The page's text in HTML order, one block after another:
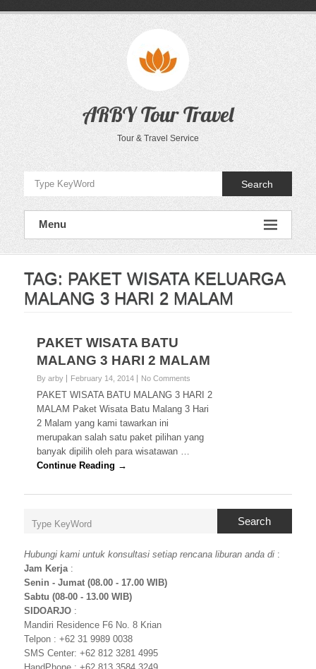
ARBY Tour Travel
Tour & Travel Service
Search
Menu
TAG: PAKET WISATA KELUARGA
MALANG 3 HARI 2 MALAM
PAKET WISATA BATU
MALANG 3 HARI 2 MALAM
By arby February 14, 2014 No Comments
PAKET WISATA BATU MALANG 3 HARI 2
MALAM Paket Wisata Batu Malang 3 Hari
2 Malam yang kami tawarkan ini
merupakan salah satu paket pilihan yang
banyak dipilih oleh para wisatawan …
Continue Reading →
Search
Hubungi kami untuk konsultasi setiap rencana liburan anda di :
Jam Kerja:
Senin - Jumat (08.00 - 17.00 WIB)
Sabtu (08-00 - 13.00 WIB)
SIDOARJO :
Mandiri Residence F6 No. 8 Krian
Telpon : +62 31 9989 0038
SMS Center: +62 812 3281 4995